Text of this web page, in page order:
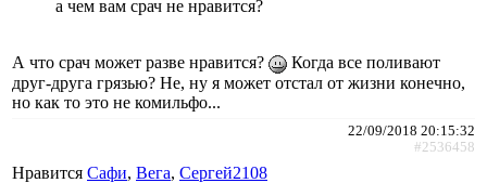
а чем вам срач не нравится?
А что срач может разве нравится?
Когда все поливают
друг-друга грязью? Не, ну я может отстал от жизни конечно,
но как то это не комильфо...
22/09/2018 20:15:32
#2536458
Нравится Сафи, Вега, Сергей2108